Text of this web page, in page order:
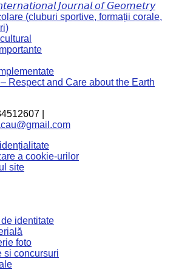
𝘑𝘰𝘶𝘳𝘯𝘢𝘭 𝘰𝘧 𝘎𝘦𝘰𝘮𝘦𝘵𝘳𝘺
(cluburi sportive, formații corale,
Respect and Care about the Earth
|
a cookie-urilor
site
identitate
foto
si concursuri